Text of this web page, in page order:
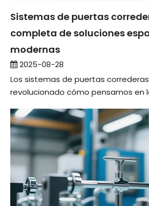
Sistemas de puertas
completa de soluciones
modernas
2025-08-28
Los sistemas de puertas
revolucionado cómo pensamos en